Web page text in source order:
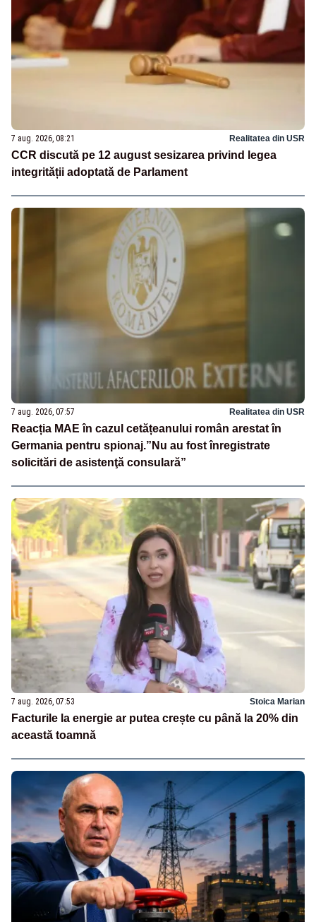
7 aug. 2026, 08:21 Realitatea din USR
CCR discută pe 12 august sesizarea privind legea
integrității adoptată de Parlament
7 aug. 2026, 07:57 Realitatea din USR
Reacția MAE în cazul cetățeanului român arestat în
Germania pentru spionaj.”Nu au fost înregistrate
solicitări de asistenţă consulară”
7 aug. 2026, 07:53 Stoica Marian
Facturile la energie ar putea crește cu până la 20% din
această toamnă